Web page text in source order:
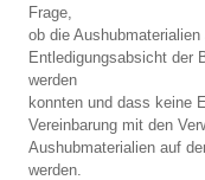
Frage,
ob die
Entledigungsabsicht der
werden
konnten und dass keine
Vereinbarung mit den
Aushubmaterialien auf
werden.